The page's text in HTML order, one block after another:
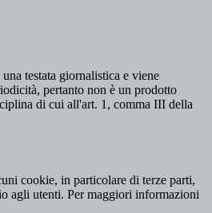
testata giornalistica e viene
pertanto non è un prodotto
di cui all'art. 1, comma III della
cookie, in particolare di terze parti,
agli utenti. Per maggiori informazioni